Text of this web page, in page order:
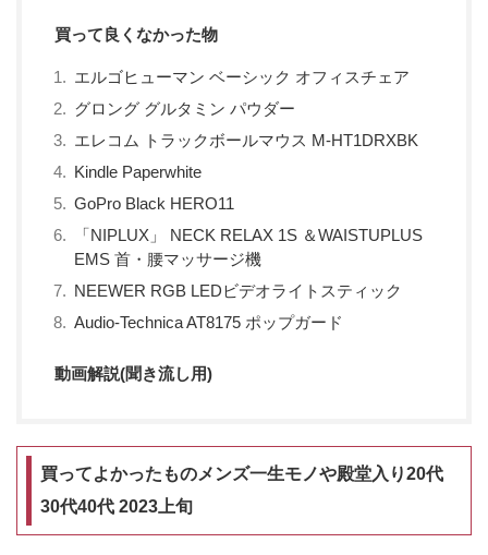
買って良くなかった物
エルゴヒューマン ベーシック オフィスチェア
グロング グルタミン パウダー
エレコム トラックボールマウス M-HT1DRXBK
Kindle Paperwhite
GoPro Black HERO11
「NIPLUX」 NECK RELAX 1S ＆WAISTUPLUS
EMS 首・腰マッサージ機
NEEWER RGB LEDビデオライトスティック
Audio-Technica AT8175 ポップガード
動画解説(聞き流し用)
買ってよかったものメンズ一生モノや殿堂入り20代
30代40代 2023上旬